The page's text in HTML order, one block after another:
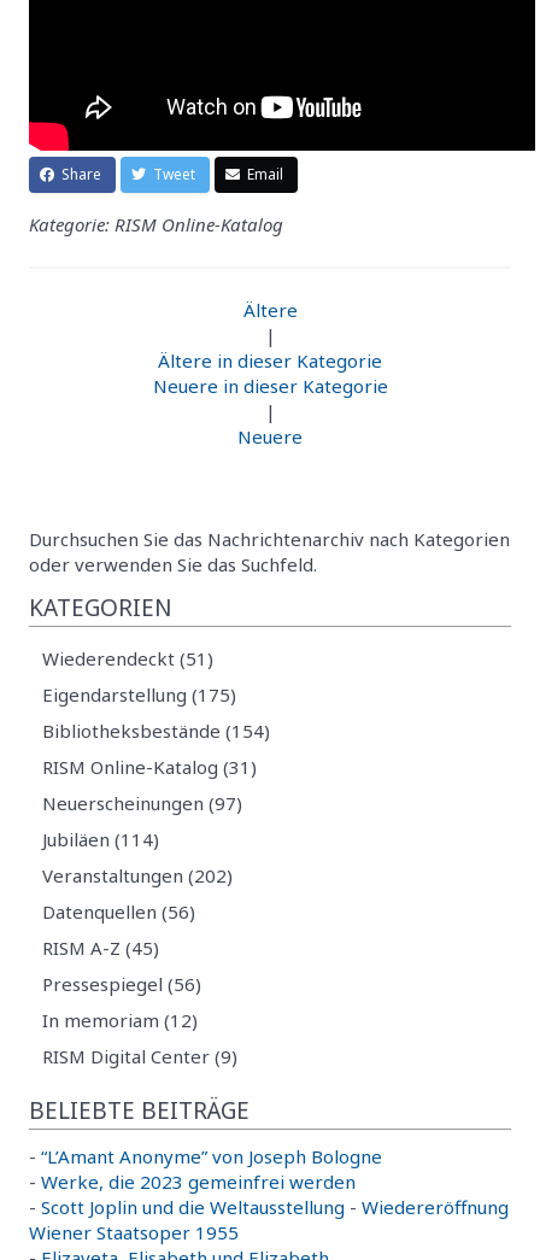
Share Tweet Email
Kategorie: RISM Online-Katalog
Ältere
|
Ältere in dieser Kategorie
Neuere in dieser Kategorie
|
Neuere
Durchsuchen Sie das Nachrichtenarchiv nach Kategorien
oder verwenden Sie das Suchfeld.
KATEGORIEN
Wiederendeckt (51)
Eigendarstellung (175)
Bibliotheksbestände (154)
RISM Online-Katalog (31)
Neuerscheinungen (97)
Jubiläen (114)
Veranstaltungen (202)
Datenquellen (56)
RISM A-Z (45)
Pressespiegel (56)
In memoriam (12)
RISM Digital Center (9)
BELIEBTE BEITRÄGE
- “L’Amant Anonyme” von Joseph Bologne
- Werke, die 2023 gemeinfrei werden
- Scott Joplin und die Weltausstellung - Wiedereröffnung
Wiener Staatsoper 1955